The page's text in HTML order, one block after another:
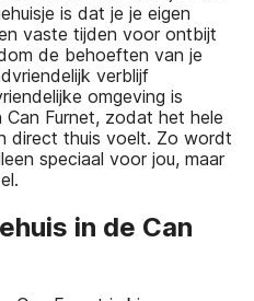
is dat je je eigen
vaste tijden voor ontbijt
de behoeften van je
verblijf
omgeving is
Furnet, zodat het hele
direct thuis voelt. Zo wordt
speciaal voor jou, maar
in de Can